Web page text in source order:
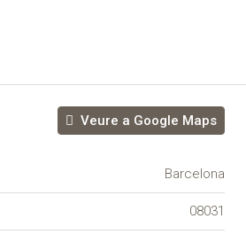
Veure a Google Maps
Barcelona
08031